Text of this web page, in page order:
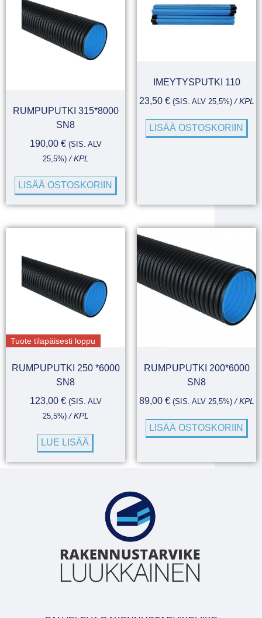
RUMPUPUTKI 315*8000
SN8
190,00 € (SIS. ALV
25,5%)/ KPL
LISÄÄ OSTOSKORIIN
IMEYTYSPUTKI 110
23,50 € (SIS. ALV 25,5%)/ KPL
LISÄÄ OSTOSKORIIN
Tuote tilapäisesti loppu
RUMPUPUTKI 250 *6000
SN8
123,00 € (SIS. ALV
25,5%)/ KPL
LUE LISÄÄ
RUMPUPUTKI 200*6000
SN8
89,00 € (SIS. ALV 25,5%)/ KPL
LISÄÄ OSTOSKORIIN